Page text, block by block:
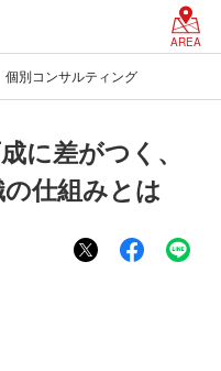
AREA
個別コンサルティング
に差がつく、
仕組みとは